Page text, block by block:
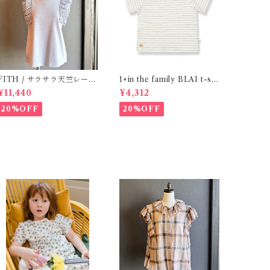
/ サラサラ天竺レース
シャツ (BL) / 145・155
20%OFF
1+in the family BLAI t-shi
rt (Grey)
¥4,312
20%OFF